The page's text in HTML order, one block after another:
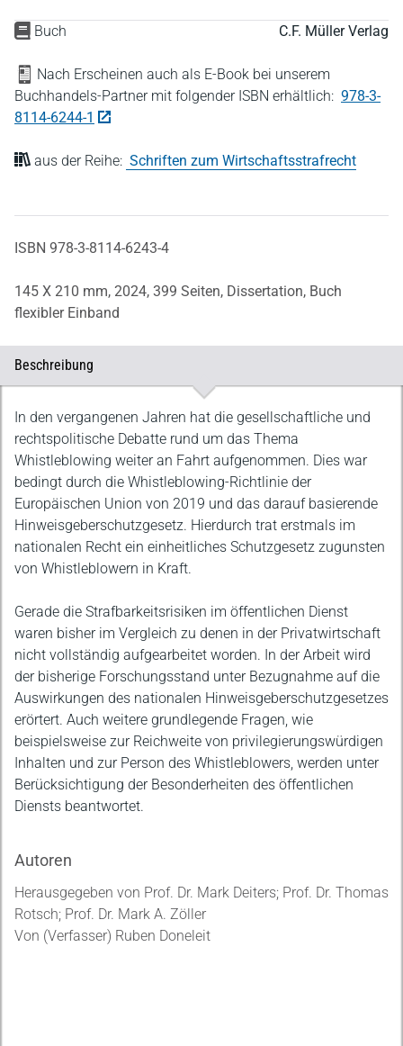
Buch C.F. Müller Verlag
Nach Erscheinen auch als E-Book bei unserem
Buchhandels-Partner mit folgender ISBN erhältlich: 978-3-
8114-6244-1
aus der Reihe: Schriften zum Wirtschaftsstrafrecht
ISBN 978-3-8114-6243-4
145 X 210 mm, 2024, 399 Seiten, Dissertation, Buch
flexibler Einband
Beschreibung
Beschreibung
In den vergangenen Jahren hat die gesellschaftliche und
rechtspolitische Debatte rund um das Thema
Whistleblowing weiter an Fahrt aufgenommen. Dies war
bedingt durch die Whistleblowing-Richtlinie der
Europäischen Union von 2019 und das darauf basierende
Hinweisgeberschutzgesetz. Hierdurch trat erstmals im
nationalen Recht ein einheitliches Schutzgesetz zugunsten
von Whistleblowern in Kraft.
Gerade die Strafbarkeitsrisiken im öffentlichen Dienst
waren bisher im Vergleich zu denen in der Privatwirtschaft
nicht vollständig aufgearbeitet worden. In der Arbeit wird
der bisherige Forschungsstand unter Bezugnahme auf die
Auswirkungen des nationalen Hinweisgeberschutzgesetzes
erörtert. Auch weitere grundlegende Fragen, wie
beispielsweise zur Reichweite von privilegierungswürdigen
Inhalten und zur Person des Whistleblowers, werden unter
Berücksichtigung der Besonderheiten des öffentlichen
Diensts beantwortet.
Autoren
Herausgegeben von Prof. Dr. Mark Deiters; Prof. Dr. Thomas
Rotsch; Prof. Dr. Mark A. Zöller
Von (Verfasser) Ruben Doneleit